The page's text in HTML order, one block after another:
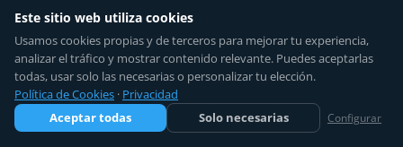
Cursos a Medida
Contacto
POLÍTICAS DEL SITIO
Aviso Legal
Este sitio web utiliza cookies
Usamos cookies propias y de terceros para mejorar tu experiencia,
analizar el tráfico y mostrar contenido relevante. Puedes aceptarlas
todas, usar solo las necesarias o personalizar tu elección.
Política de Cookies · Privacidad
Aceptar todas
Solo necesarias Configurar